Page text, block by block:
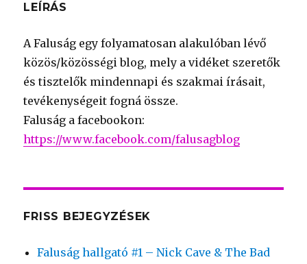
LEÍRÁS
A Faluság egy folyamatosan alakulóban lévő
közös/közösségi blog, mely a vidéket szeretők
és tisztelők mindennapi és szakmai írásait,
tevékenységeit fogná össze.
Faluság a facebookon:
https://www.facebook.com/falusagblog
FRISS BEJEGYZÉSEK
Faluság hallgató #1 – Nick Cave & The Bad